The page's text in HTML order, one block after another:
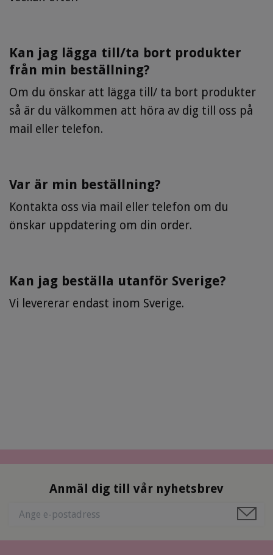
Kan jag lägga till/ta bort produkter
från min beställning?
Om du önskar att lägga till/ ta bort produkter
så är du välkommen att höra av dig till oss på
mail eller telefon.
Var är min beställning?
Kontakta oss via mail eller telefon om du
önskar uppdatering om din order.
Kan jag beställa utanför Sverige?
Vi levererar endast inom Sverige.
Anmäl dig till vår nyhetsbrev